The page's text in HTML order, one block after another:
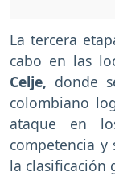
La tercera
cabo en las
Celje, donde
colombiano
ataque en
competencia
la clasificación